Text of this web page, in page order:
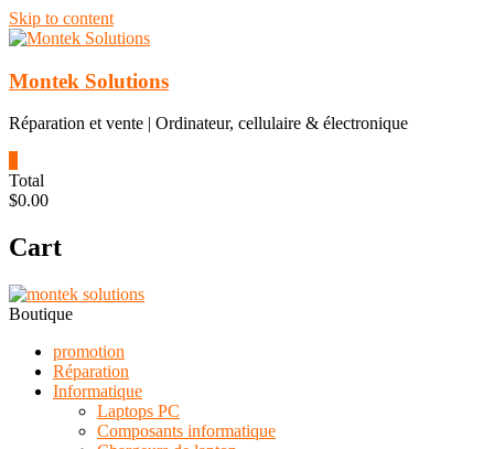
Skip to content
Montek Solutions
Réparation et vente | Ordinateur, cellulaire & électronique
Total
$0.00
Cart
Boutique
promotion
Réparation
Informatique
Laptops PC
Composants informatique